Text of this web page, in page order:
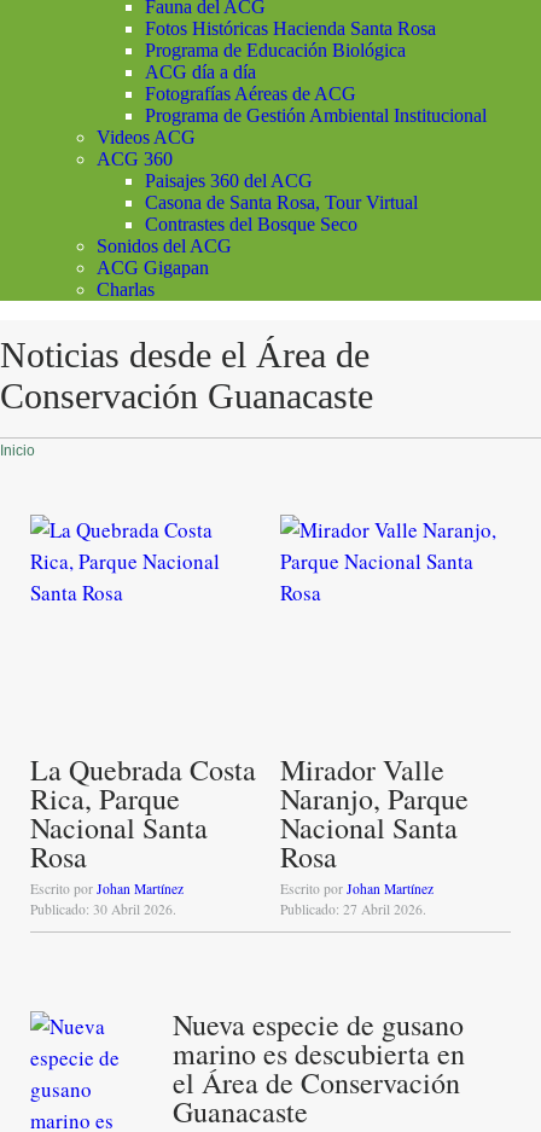
Fauna del ACG
Fotos Históricas Hacienda Santa Rosa
Programa de Educación Biológica
ACG día a día
Fotografías Aéreas de ACG
Programa de Gestión Ambiental Institucional
Videos ACG
ACG 360
Paisajes 360 del ACG
Casona de Santa Rosa, Tour Virtual
Contrastes del Bosque Seco
Sonidos del ACG
ACG Gigapan
Charlas
Noticias desde el Área de
Conservación Guanacaste
Inicio
La Quebrada Costa
Rica, Parque
Nacional Santa
Rosa
Escrito por Johan Martínez
Publicado: 30 Abril 2026.
Mirador Valle
Naranjo, Parque
Nacional Santa
Rosa
Escrito por Johan Martínez
Publicado: 27 Abril 2026.
Nueva especie de gusano
marino es descubierta en
el Área de Conservación
Guanacaste